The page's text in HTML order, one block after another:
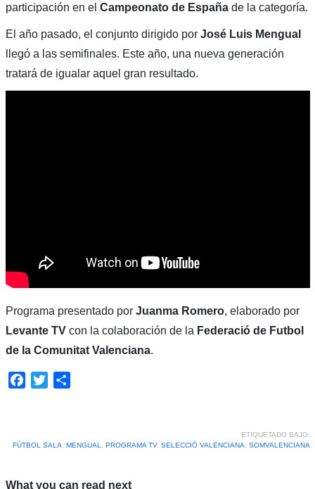
participación en el Campeonato de Españade la categoría.
El año pasado, el conjunto dirigido por José Luis Mengual
llegó a las semifinales. Este año, una nueva generación
tratará de igualar aquel gran resultado.
Programa presentado por Juanma Romero, elaborado por
Levante TVcon la colaboración de la Federació de Futbol
de la Comunitat Valenciana.
Facebook
Twitter
ETIQUETADO BAJO:
FÚTBOL SALA
MENGUAL PROGRAMA TV, SELECCIÓ VALENCIANA SOMVALENCIANA
What you can read next